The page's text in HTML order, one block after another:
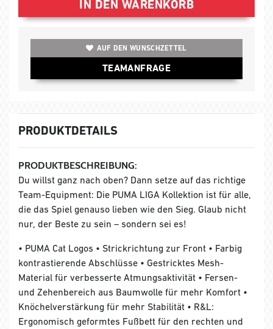
IN DEN WARENKORB
AUF DEN WUNSCHZETTEL
TEAMANFRAGE
PRODUKTDETAILS
PRODUKTBESCHREIBUNG:
Du willst ganz nach oben? Dann setze auf das richtige
Team-Equipment: Die PUMA LIGA Kollektion ist für alle,
die das Spiel genauso lieben wie den Sieg. Glaub nicht
nur, der Beste zu sein – sondern sei es!
• PUMA Cat Logos • Strickrichtung zur Front • Farbig
kontrastierende Abschlüsse • Gestricktes Mesh-
Material für verbesserte Atmungsaktivität • Fersen-
und Zehenbereich aus Baumwolle für mehr Komfort •
Knöchelverstärkung für mehr Stabilität • R&L:
Ergonomisch geformtes Fußbett für den rechten und